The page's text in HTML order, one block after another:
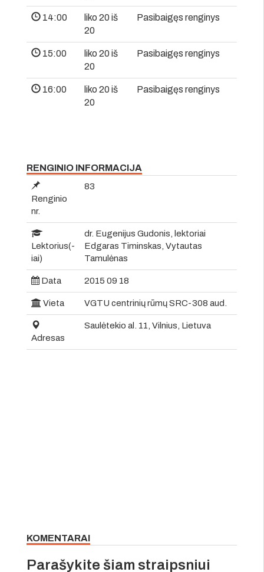
14:00
liko 20 iš
20
Pasibaigęs renginys
15:00
liko 20 iš
20
Pasibaigęs renginys
16:00
liko 20 iš
20
Pasibaigęs renginys
RENGINIO INFORMACIJA
Renginio
nr.
83
Lektorius(-
iai)
dr. Eugenijus Gudonis, lektoriai
Edgaras Timinskas, Vytautas
Tamulėnas
Data 2015 09 18
Vieta VGTU centrinių rūmų SRC-308 aud.
Adresas
Saulėtekio al. 11, Vilnius, Lietuva
KOMENTARAI
Parašykite šiam straipsniui